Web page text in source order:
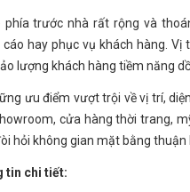
phía trước nhà rất rộng và
cáo hay phục vụ khách hàng.
lượng khách hàng tiềm năng
ưu điểm vượt trội về vị trí,
cửa hàng thời trang,
hỏi không gian mặt bằng thuận
tin chi tiết: